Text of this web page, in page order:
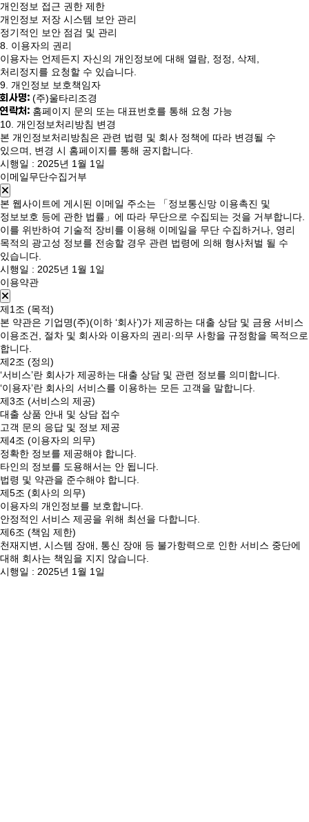
개인정보 접근 권한 제한
개인정보 저장 시스템 보안 관리
정기적인 보안 점검 및 관리
8. 이용자의 권리
이용자는 언제든지 자신의 개인정보에 대해 열람, 정정, 삭제,
처리정지를 요청할 수 있습니다.
9. 개인정보 보호책임자
회사명: (주)울타리조경
연락처: 홈페이지 문의 또는 대표번호를 통해 요청 가능
10. 개인정보처리방침 변경
본 개인정보처리방침은 관련 법령 및 회사 정책에 따라 변경될 수
있으며, 변경 시 홈페이지를 통해 공지합니다.
시행일 : 2025년 1월 1일
이메일무단수집거부
본 웹사이트에 게시된 이메일 주소는 「정보통신망 이용촉진 및
정보보호 등에 관한 법률」에 따라 무단으로 수집되는 것을 거부합니다.
이를 위반하여 기술적 장비를 이용해 이메일을 무단 수집하거나, 영리
목적의 광고성 정보를 전송할 경우 관련 법령에 의해 형사처벌 될 수
있습니다.
시행일 : 2025년 1월 1일
이용약관
제1조 (목적)
본 약관은 기업명(주)(이하 ‘회사’)가 제공하는 대출 상담 및 금융 서비스
이용조건, 절차 및 회사와 이용자의 권리·의무 사항을 규정함을 목적으로
합니다.
제2조 (정의)
‘서비스’란 회사가 제공하는 대출 상담 및 관련 정보를 의미합니다.
‘이용자’란 회사의 서비스를 이용하는 모든 고객을 말합니다.
제3조 (서비스의 제공)
대출 상품 안내 및 상담 접수
고객 문의 응답 및 정보 제공
제4조 (이용자의 의무)
정확한 정보를 제공해야 합니다.
타인의 정보를 도용해서는 안 됩니다.
법령 및 약관을 준수해야 합니다.
제5조 (회사의 의무)
이용자의 개인정보를 보호합니다.
안정적인 서비스 제공을 위해 최선을 다합니다.
제6조 (책임 제한)
천재지변, 시스템 장애, 통신 장애 등 불가항력으로 인한 서비스 중단에
대해 회사는 책임을 지지 않습니다.
시행일 : 2025년 1월 1일